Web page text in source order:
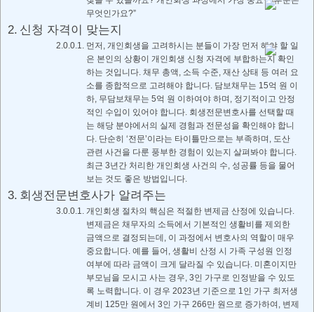
무엇인가요?”
신청 자격이 맞는지
먼저, 개인회생을 고려하시는 분들이 가장 먼저 해야 할 일
은 본인의 상황이 개인회생 신청 자격에 부합하는지 확인
하는 것입니다. 채무 총액, 소득 수준, 재산 상태 등 여러 요
소를 종합적으로 고려해야 합니다. 담보채무는 15억 원 이
하, 무담보채무는 5억 원 이하여야 하며, 정기적이고 안정
적인 수입이 있어야 합니다. 회생전문변호사를 선택할 때
는 해당 분야에서의 실제 경험과 전문성을 확인해야 합니
다. 단순히 ‘전문’이라는 타이틀만으로는 부족하며, 도산
관련 사건을 다룬 풍부한 경험이 있는지 살펴봐야 합니다.
최근 3년간 처리한 개인회생 사건의 수, 성공률 등을 물어
보는 것도 좋은 방법입니다.
회생전문변호사가 알려주는
개인회생 절차의 핵심은 적절한 변제금 산정에 있습니다.
변제금은 채무자의 소득에서 기본적인 생활비를 제외한
금액으로 결정되는데, 이 과정에서 변호사의 역할이 매우
중요합니다. 예를 들어, 생활비 산정 시 가족 구성원 인정
여부에 따라 금액이 크게 달라질 수 있습니다. 미혼이지만
부모님을 모시고 사는 경우, 3인 가구로 인정받을 수 있도
록 노력합니다. 이 경우 2023년 기준으로 1인 가구 최저생
계비 125만 원에서 3인 가구 266만 원으로 증가하여, 변제